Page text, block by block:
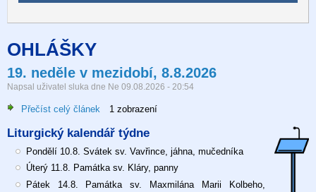
OHLÁŠKY
19. neděle v mezidobí, 8.8.2026
Napsal uživatel sluka dne Ne 09.08.2026 - 20:54
Přečíst celý článek
neděle
v
mezidobí,
8.8.2026
1 zobrazení
Liturgický kalendář týdne
Pondělí 10.8. Svátek sv. Vavřince, jáhna, mučedníka
Úterý 11.8. Památka sv. Kláry, panny
Pátek 14.8. Památka sv. Maxmilána Marii Kolbeho,